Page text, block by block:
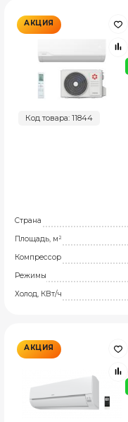
АКЦИЯ
Код товара: 11844
Страна
Площадь, м²
Компрессор
Режимы
Холод, КВт/ч
АКЦИЯ